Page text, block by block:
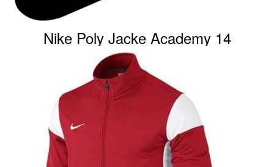
Nike Poly Jacke Academy 14